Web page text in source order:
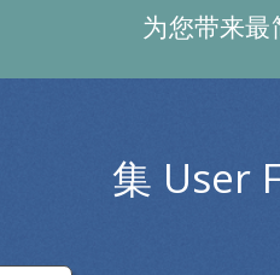
为您带来最
集 User